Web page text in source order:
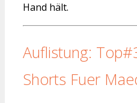
Hand hält.
Auflistung:
Shorts Fuer